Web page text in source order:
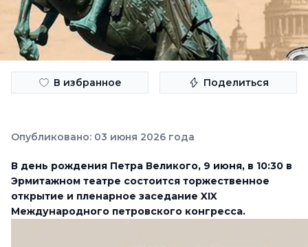
В избранное Поделиться
Опубликовано: 03 июня 2026 года
В день рождения Петра Великого, 9 июня, в 10:30 в
Эрмитажном театре состоится торжественное
открытие и пленарное заседание XIX
Международного петровского конгресса.